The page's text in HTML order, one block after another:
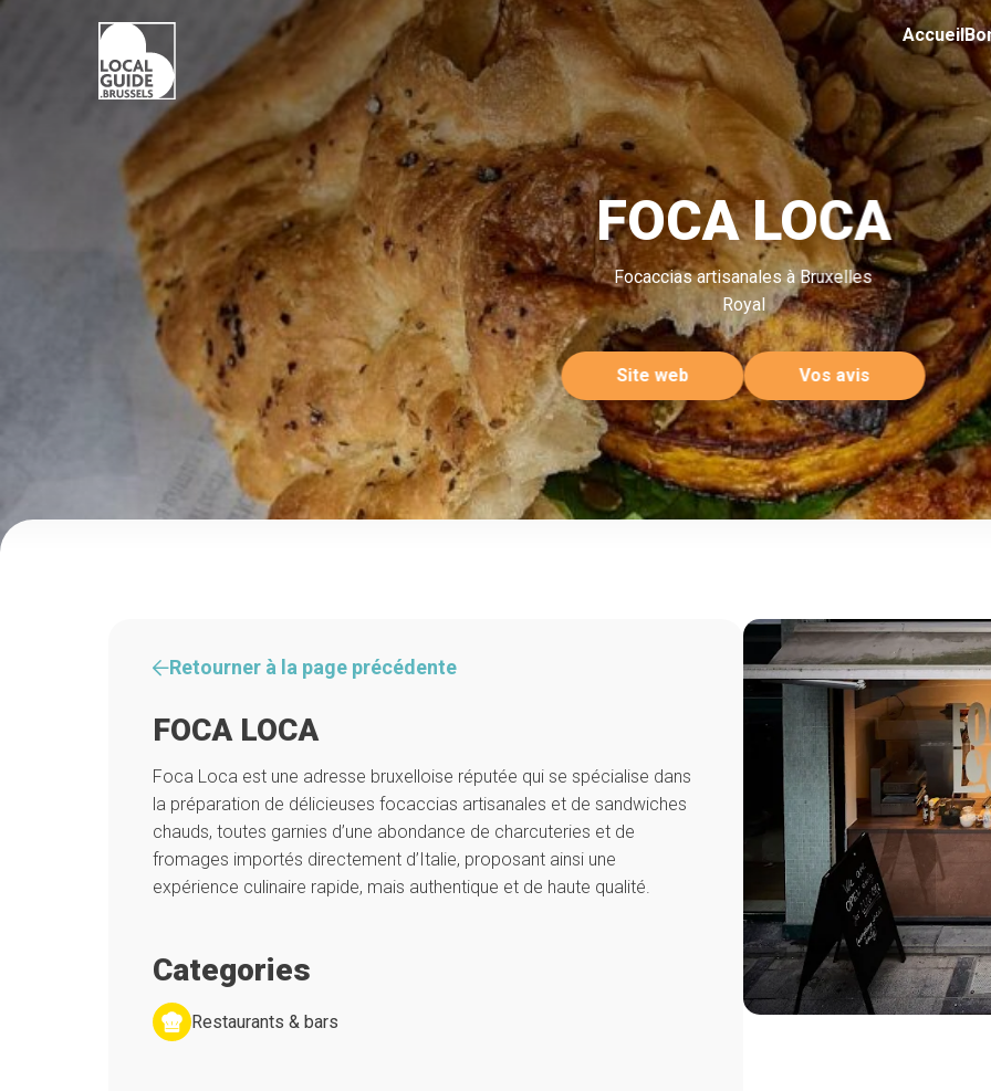
Accueil
FOCA LOCA
Focaccias artisanales à Bruxelles
Royal
Site web Vos avis
Retourner à la page précédente
FOCA LOCA
Foca Loca est une adresse bruxelloise réputée qui se spécialise dans
la préparation de délicieuses focaccias artisanales et de sandwiches
chauds, toutes garnies d’une abondance de charcuteries et de
fromages importés directement d’Italie, proposant ainsi une
expérience culinaire rapide, mais authentique et de haute qualité.
Categories
Restaurants & bars